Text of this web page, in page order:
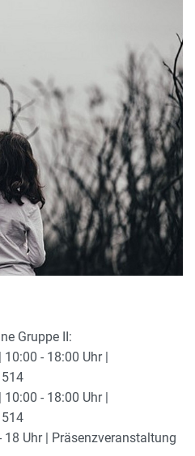
Gruppe II:
- 18:00 Uhr |
- 18:00 Uhr |
Uhr | Präsenzveranstaltung